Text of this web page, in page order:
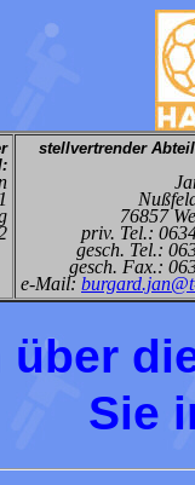
stellvertrender
76857
priv. Tel.:
gesch. Tel.:
gesch. Fax.:
e-Mail:
Sie